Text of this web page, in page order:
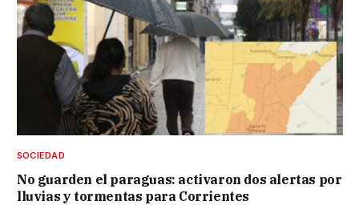
SOCIEDAD
No guarden el paraguas: activaron dos alertas por
lluvias y tormentas para Corrientes